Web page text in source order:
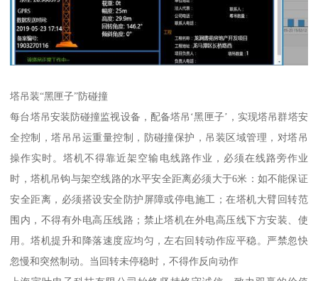
塔吊装“黑匣子”防碰撞
每台塔吊安装防碰撞监视设备，配备塔吊‘黑匣子’，实现塔吊群塔安
全控制，塔吊吊运重量控制，防碰撞保护，吊装区域管理，对塔吊
操作实时。塔机不得靠近架空输电线路作业，必须在线路旁作业
时，塔机吊钩与架空线路的水平安全距离必须大于6米：如不能保证
安全距离，必须搭设安全防护屏障或停电施工；在塔机大臂回转范
围内，不得有外电高压线路；禁止塔机在外电高压线下方安装、使
用。塔机提升和降落速度应均匀，左右回转动作应平稳。严禁忽快
忽慢和突然制动。当回转未停稳时，不得作反向动作